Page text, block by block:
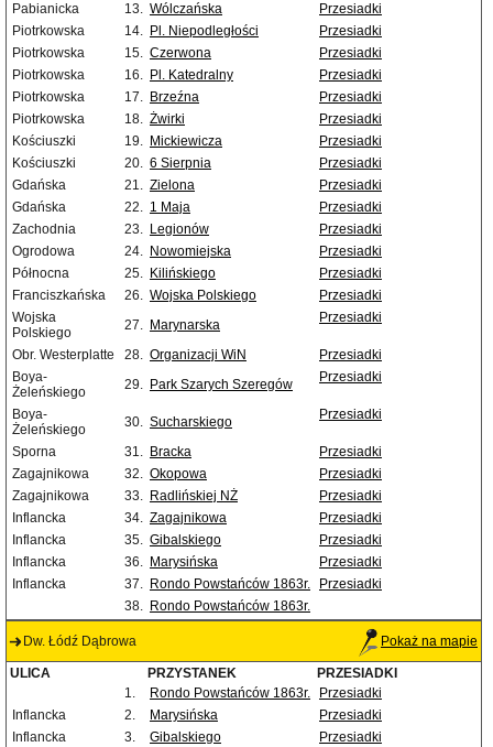
Pabianicka 13. Wólczańska
Przesiadki
Piotrkowska
14. Pl. Niepodległości
Przesiadki
Piotrkowska
15. Czerwona
Przesiadki
Piotrkowska
16. Pl. Katedralny
Przesiadki
Piotrkowska
17. Brzeźna
Przesiadki
Piotrkowska
18. Żwirki
Przesiadki
Kościuszki
19. Mickiewicza
Przesiadki
Kościuszki
20. 6 Sierpnia
Przesiadki
Gdańska
21. Zielona
Przesiadki
Gdańska
22. 1 Maja
Przesiadki
Zachodnia
23. Legionów
Przesiadki
Ogrodowa
24. Nowomiejska
Przesiadki
Północna
25. Kilińskiego
Przesiadki
Franciszkańska
26. Wojska Polskiego
Przesiadki
Wojska
Polskiego
27. Marynarska Przesiadki
Obr. Westerplatte 28. Organizacji WiN
Przesiadki
Boya-
Żeleńskiego
29. Park Szarych Szeregów Przesiadki
Boya-
Żeleńskiego
30. Sucharskiego Przesiadki
Sporna 31. Bracka
Przesiadki
Zagajnikowa
32. Okopowa
Przesiadki
Zagajnikowa
33. Radlińskiej NŻ
Przesiadki
Inflancka
34. Zagajnikowa
Przesiadki
Inflancka
35. Gibalskiego
Przesiadki
Inflancka
36. Marysińska
Przesiadki
Inflancka
37. Rondo Powstańców 1863r.
Przesiadki
38. Rondo Powstańców 1863r.
Dw. Łódź Dąbrowa Pokaż na mapie
ULICA PRZYSTANEK
PRZESIADKI
1.
Rondo Powstańców 1863r.
Przesiadki
Inflancka
2. Marysińska
Przesiadki
Inflancka
3. Gibalskiego
Przesiadki